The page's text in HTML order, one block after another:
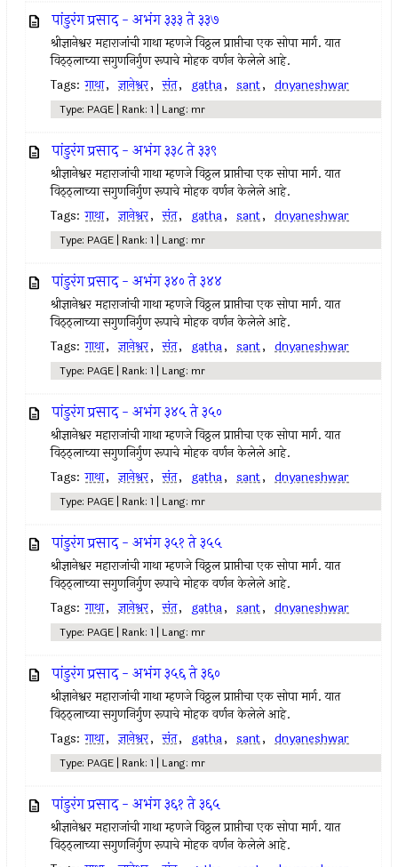
पांडुरंग प्रसाद - अभंग ३३३ ते ३३७
श्रीज्ञानेश्वर महाराजांची गाथा म्हणजे विठ्ठल प्राप्तीचा एक सोपा मार्ग. यात
विठ्ठ्लाच्या सगुणनिर्गुण रूपाचे मोहक वर्णन केलेले आहे.
Tags: गाथा, ज्ञानेश्वर, संत, gatha, sant, dnyaneshwar
Type: PAGE | Rank: 1 | Lang: mr
पांडुरंग प्रसाद - अभंग ३३८ ते ३३९
श्रीज्ञानेश्वर महाराजांची गाथा म्हणजे विठ्ठल प्राप्तीचा एक सोपा मार्ग. यात
विठ्ठ्लाच्या सगुणनिर्गुण रूपाचे मोहक वर्णन केलेले आहे.
Tags: गाथा, ज्ञानेश्वर, संत, gatha, sant, dnyaneshwar
Type: PAGE | Rank: 1 | Lang: mr
पांडुरंग प्रसाद - अभंग ३४० ते ३४४
श्रीज्ञानेश्वर महाराजांची गाथा म्हणजे विठ्ठल प्राप्तीचा एक सोपा मार्ग. यात
विठ्ठ्लाच्या सगुणनिर्गुण रूपाचे मोहक वर्णन केलेले आहे.
Tags: गाथा, ज्ञानेश्वर, संत, gatha, sant, dnyaneshwar
Type: PAGE | Rank: 1 | Lang: mr
पांडुरंग प्रसाद - अभंग ३४५ ते ३५०
श्रीज्ञानेश्वर महाराजांची गाथा म्हणजे विठ्ठल प्राप्तीचा एक सोपा मार्ग. यात
विठ्ठ्लाच्या सगुणनिर्गुण रूपाचे मोहक वर्णन केलेले आहे.
Tags: गाथा, ज्ञानेश्वर, संत, gatha, sant, dnyaneshwar
Type: PAGE | Rank: 1 | Lang: mr
पांडुरंग प्रसाद - अभंग ३५१ ते ३५५
श्रीज्ञानेश्वर महाराजांची गाथा म्हणजे विठ्ठल प्राप्तीचा एक सोपा मार्ग. यात
विठ्ठ्लाच्या सगुणनिर्गुण रूपाचे मोहक वर्णन केलेले आहे.
Tags: गाथा, ज्ञानेश्वर, संत, gatha, sant, dnyaneshwar
Type: PAGE | Rank: 1 | Lang: mr
पांडुरंग प्रसाद - अभंग ३५६ ते ३६०
श्रीज्ञानेश्वर महाराजांची गाथा म्हणजे विठ्ठल प्राप्तीचा एक सोपा मार्ग. यात
विठ्ठ्लाच्या सगुणनिर्गुण रूपाचे मोहक वर्णन केलेले आहे.
Tags: गाथा, ज्ञानेश्वर, संत, gatha, sant, dnyaneshwar
Type: PAGE | Rank: 1 | Lang: mr
पांडुरंग प्रसाद - अभंग ३६१ ते ३६५
श्रीज्ञानेश्वर महाराजांची गाथा म्हणजे विठ्ठल प्राप्तीचा एक सोपा मार्ग. यात
विठ्ठ्लाच्या सगुणनिर्गुण रूपाचे मोहक वर्णन केलेले आहे.